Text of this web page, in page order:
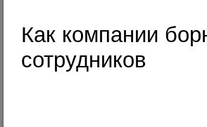
Как компании
сотрудников